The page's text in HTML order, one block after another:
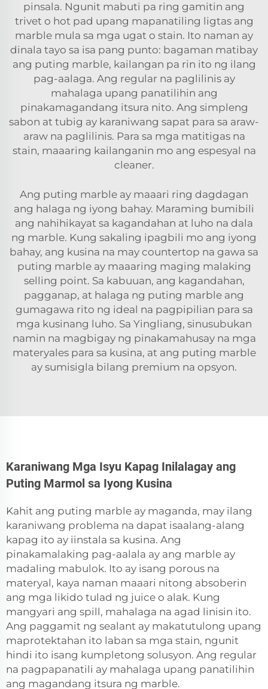
pinsala. Ngunit mabuti pa ring gamitin ang
trivet o hot pad upang mapanatiling ligtas ang
marble mula sa mga ugat o stain. Ito naman ay
dinala tayo sa isa pang punto: bagaman matibay
ang puting marble, kailangan pa rin ito ng ilang
pag-aalaga. Ang regular na paglilinis ay
mahalaga upang panatilihin ang
pinakamagandang itsura nito. Ang simpleng
sabon at tubig ay karaniwang sapat para sa araw-
araw na paglilinis. Para sa mga matitigas na
stain, maaaring kailanganin mo ang espesyal na
cleaner.
Ang puting marble ay maaari ring dagdagan
ang halaga ng iyong bahay. Maraming bumibili
ang nahihikayat sa kagandahan at luho na dala
ng marble. Kung sakaling ipagbili mo ang iyong
bahay, ang kusina na may countertop na gawa sa
puting marble ay maaaring maging malaking
selling point. Sa kabuuan, ang kagandahan,
pagganap, at halaga ng puting marble ang
gumagawa rito ng ideal na pagpipilian para sa
mga kusinang luho. Sa Yingliang, sinusubukan
namin na magbigay ng pinakamahusay na mga
materyales para sa kusina, at ang puting marble
ay sumisigla bilang premium na opsyon.
Karaniwang Mga Isyu Kapag Inilalagay ang
Puting Marmol sa Iyong Kusina
Kahit ang puting marble ay maganda, may ilang
karaniwang problema na dapat isaalang-alang
kapag ito ay iinstala sa kusina. Ang
pinakamalaking pag-aalala ay ang marble ay
madaling mabulok. Ito ay isang porous na
materyal, kaya naman maaari nitong absoberin
ang mga likido tulad ng juice o alak. Kung
mangyari ang spill, mahalaga na agad linisin ito.
Ang paggamit ng sealant ay makatutulong upang
maprotektahan ito laban sa mga stain, ngunit
hindi ito isang kumpletong solusyon. Ang regular
na pagpapanatili ay mahalaga upang panatilihin
ang magandang itsura ng marble.